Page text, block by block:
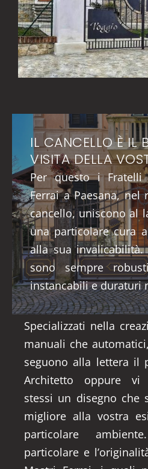
IL CANCELLO È IL
VISITA DELLA
Per questo i Fratelli
Ferrai a Paesana, nel
cancello, uniscono al
una particolare cura
alla sua
sono sempre
instancabili e duraturi
Specializzati nella
manuali che
seguono alla lettera il
Architetto oppure vi
stessi un disegno che
migliore alla vostra
particolare
particolare e